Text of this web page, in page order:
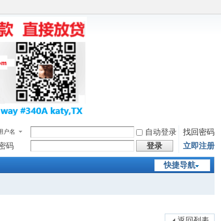
户名 自动登录
找回密码
码
登录 立即注册
快捷导航